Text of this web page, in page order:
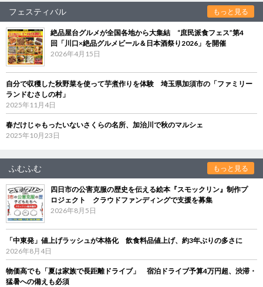
フェスティバル もっと見る
絶品屋台グルメが全国各地から大集結 “庶民派食フェス”第4
回「川口×絶品グルメビール＆日本酒祭り2026」を開催
2026年4月15日
自分で収穫した秋野菜を使って芋煮作りを体験 埼玉県加須市の「ファミリー
ランドむさしの村」
2025年11月4日
春だけじゃもったいないさくらの名所、加治川で秋のマルシェ
2025年10月23日
ふむふむ もっと見る
四日市の公害克服の歴史を伝える絵本『スモックリン』制作プ
ロジェクト クラウドファンディングで支援を募集
2026年8月5日
「中東発」値上げラッシュが本格化 飲食料品値上げ、約3年ぶりの多さに
2026年8月4日
物価高でも「夏は家族で長距離ドライブ」 宿泊ドライブ予算4万円超、渋滞・
猛暑への備えも必須